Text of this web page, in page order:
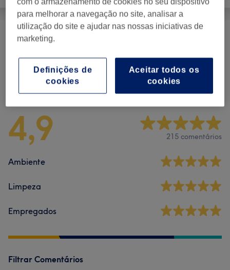
Massagens
Comentários do centro
4,9 215 comentários
Ambiente
Limpeza
Empregados
Filtrar Comentários
para melhorar a navegação no site, analisar a
utilização do site e ajudar nas nossas iniciativas de
marketing.
Aceitar todos os
cookies
Definições de
cookies